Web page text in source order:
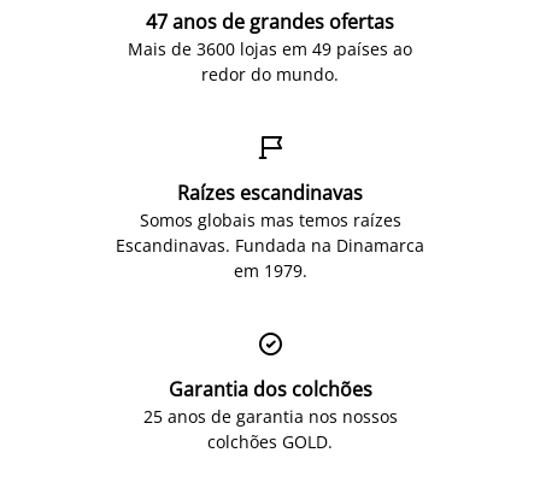
47 anos de grandes ofertas
Mais de 3600 lojas em 49 países ao
redor do mundo.

Raízes escandinavas
Somos globais mas temos raízes
Escandinavas. Fundada na Dinamarca
em 1979.

Garantia dos colchões
25 anos de garantia nos nossos
colchões GOLD.